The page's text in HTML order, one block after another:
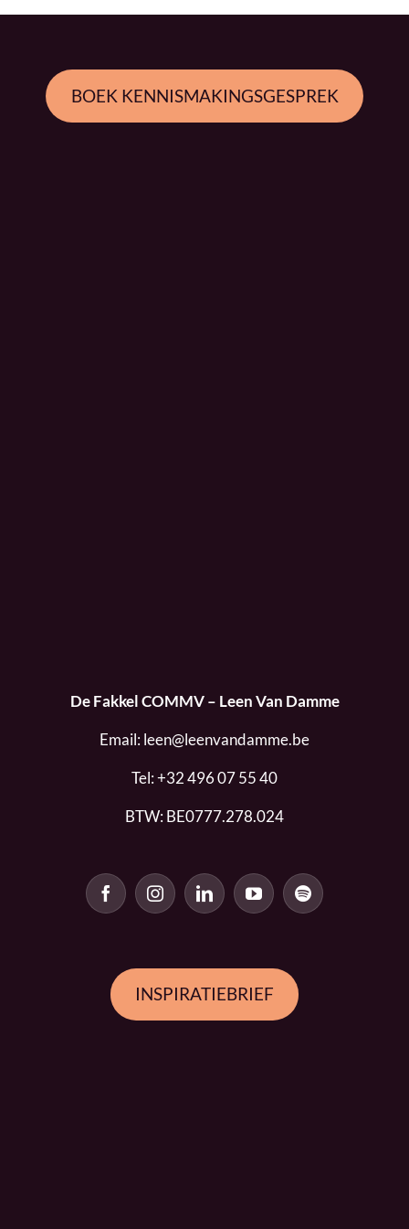
BOEK KENNISMAKINGSGESPREK
De Fakkel COMMV – Leen Van Damme
Email: leen@leenvandamme.be
Tel:+32 496 07 55 40
BTW: BE0777.278.024
INSPIRATIEBRIEF